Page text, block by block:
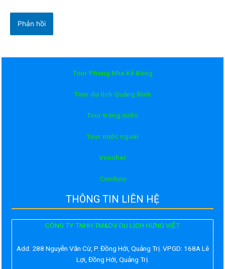
Tour Phong Nha Kẻ Bàng
Tour du lịch Quảng Bình
Tour trong nước
Tour nước ngoài
Voucher
Comboo
THÔNG TIN LIÊN HỆ
CÔNG TY TNHH TM&DV DU LỊCH HƯNG VIỆT
Add: 288 Nguyễn Văn Cừ, P. Đồng Hới, Quảng Trị. VPGD: 168A Lê
Lợi, Đồng Hới, Quảng Trị.